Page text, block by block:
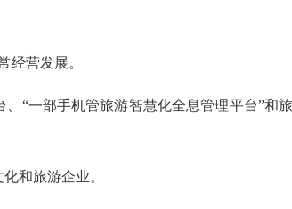
经营发展。
“一部手机管旅游智慧化全息管理平台”和
和旅游企业。